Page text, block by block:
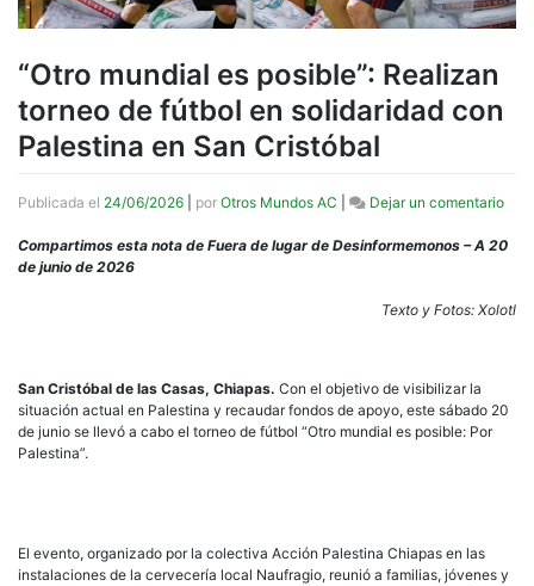
“Otro mundial es posible”: Realizan
torneo de fútbol en solidaridad con
Palestina en San Cristóbal
Publicada el 24/06/2026 por Otros Mundos AC Dejar un comentarioen
Compartimos esta nota de Fuera de lugar de Desinformemonos – A 20
de junio de 2026
Texto y Fotos: Xolotl
San Cristóbal de las Casas, Chiapas. Con el objetivo de visibilizar la
situación actual en Palestina y recaudar fondos de apoyo, este sábado 20
de junio se llevó a cabo el torneo de fútbol “Otro mundial es posible: Por
Palestina”.
El evento, organizado por la colectiva Acción Palestina Chiapas en las
instalaciones de la cervecería local Naufragio, reunió a familias, jóvenes y